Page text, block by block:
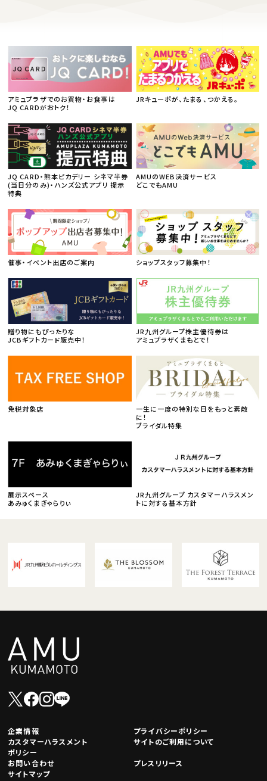
アミュプラザでのお買物・お食事は
JQ CARDがおトク！
JRキューポが、たまる、つかえる。
JQ CARD・熊本ピカデリー シネマ半券
(当日分のみ)・ハンズ公式アプリ 提示
特典
AMUのWEB決済サービス
どこでもAMU
催事・イベント出店のご案内 ショップスタッフ募集中！
贈り物にもぴったりな
JCBギフトカード販売中！
JR九州グループ株主優待券は
アミュプラザくまもとで！
免税対象店
一生に一度の特別な日をもっと素敵
に！
ブライダル特集
展示スペース
あみゅくまぎゃらりぃ
JR九州グループ カスタマーハラスメン
トに対する基本方針
企業情報
プライバシーポリシー
カスタマーハラスメント
ポリシー
サイトのご利用について
お問い合わせ
プレスリリース
サイトマップ